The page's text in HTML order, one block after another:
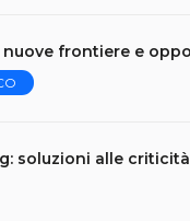
frontiere e
soluzioni alle